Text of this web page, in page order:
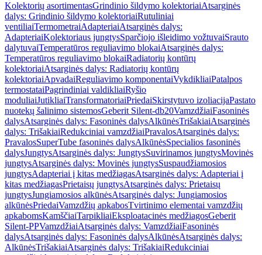
Kolektorių asortimentasGrindinio šildymo kolektoriaiAtsarginės
dalys: Grindinio šildymo kolektoriaiRutuliniai
ventiliaiTermometraiAdapteriaiAtsarginės dalys:
AdapteriaiKolektoriaus jungtysSparčiojo išleidimo vožtuvaiSrauto
dalytuvaiTemperatūros reguliavimo blokaiAtsarginės dalys:
Temperatūros reguliavimo blokaiRadiatorių kontūrų
kolektoriaiAtsarginės dalys: Radiatorių kontūrų
kolektoriaiApvadaiReguliavimo komponentaiVykdikliaiPatalpos
termostataiPagrindiniai valdikliaiRyšio
moduliaiJutikliaiTransformatoriaiPriedaiSkirstytuvo izoliacijaPastato
nuotekų šalinimo sistemosGeberit Silent-db20VamzdžiaiFasoninės
dalysAtsarginės dalys: Fasoninės dalysAlkūnėsTrišakiaiAtsarginės
dalys: TrišakiaiRedukciniai vamzdžiaiPravalosAtsarginės dalys:
PravalosSuperTube fasoninės dalysAlkūnėsSpecialios fasoninės
dalysJungtysAtsarginės dalys: JungtysSuvirinamos jungtysMovinės
jungtysAtsarginės dalys: Movinės jungtysSuspaudžiamosios
jungtysAdapteriai į kitas medžiagasAtsarginės dalys: Adapteriai į
kitas medžiagasPrietaisų jungtysAtsarginės dalys: Prietaisų
jungtysJungiamosios alkūnėsAtsarginės dalys: Jungiamosios
alkūnėsPriedaiVamzdžių apkabosTvirtinimo elementai vamzdžių
apkabomsKamščiaiTarpikliaiEksploatacinės medžiagosGeberit
Silent-PPVamzdžiaiAtsarginės dalys: VamzdžiaiFasoninės
dalysAtsarginės dalys: Fasoninės dalysAlkūnėsAtsarginės dalys:
AlkūnėsTrišakiaiAtsarginės dalys: TrišakiaiRedukciniai